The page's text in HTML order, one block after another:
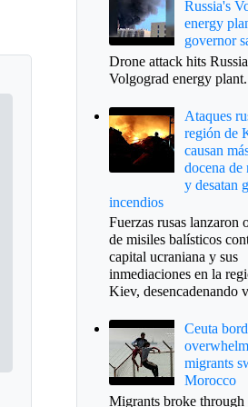
Russia's
energy
governor
Drone attack hits
Volgograd energy plant.
Ataques
región de
causan
docena de
y desatan
incendios
Fuerzas rusas lanzaron
de misiles balísticos
capital ucraniana y sus
inmediaciones en la
Kiev, desencadenando
Ceuta
migrants
Morocco
Migrants broke through